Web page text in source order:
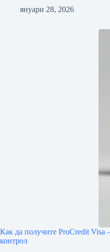
януари 28, 2026
Как да получите ProCredit Visa
контрол